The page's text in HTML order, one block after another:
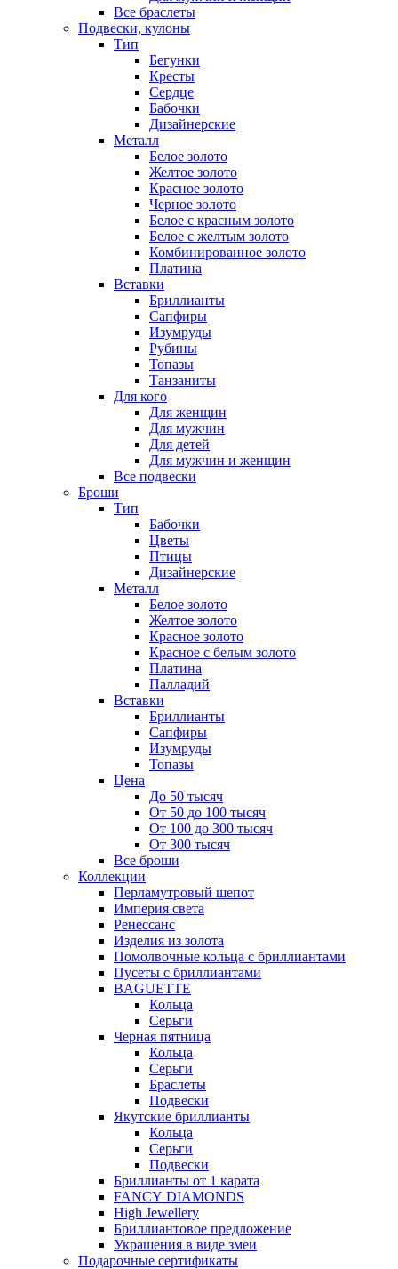
Все браслеты
Подвески, кулоны
Тип
Бегунки
Кресты
Сердце
Бабочки
Дизайнерские
Металл
Белое золото
Желтое золото
Красное золото
Черное золото
Белое с красным золото
Белое с желтым золото
Комбинированное золото
Платина
Вставки
Бриллианты
Сапфиры
Изумруды
Рубины
Топазы
Танзаниты
Для кого
Для женщин
Для мужчин
Для детей
Для мужчин и женщин
Все подвески
Броши
Тип
Бабочки
Цветы
Птицы
Дизайнерские
Металл
Белое золото
Желтое золото
Красное золото
Красное с белым золото
Платина
Палладий
Вставки
Бриллианты
Сапфиры
Изумруды
Топазы
Цена
До 50 тысяч
От 50 до 100 тысяч
От 100 до 300 тысяч
От 300 тысяч
Все броши
Коллекции
Перламутровый шепот
Империя света
Ренессанс
Изделия из золота
Помолвочные кольца с бриллиантами
Пусеты с бриллиантами
BAGUETTE
Кольца
Серьги
Черная пятница
Кольца
Серьги
Браслеты
Подвески
Якутские бриллианты
Кольца
Серьги
Подвески
Бриллианты от 1 карата
FANCY DIAMONDS
High Jewellery
Бриллиантовое предложение
Украшения в виде змеи
Подарочные сертификаты